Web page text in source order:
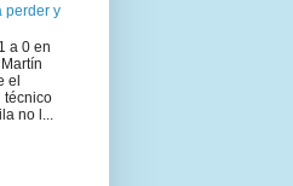
perder y
a 0 en
el
técnico
no l...